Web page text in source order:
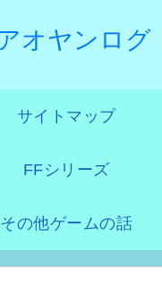
オヤンログ
サイトマップ
FFシリーズ
その他ゲームの話